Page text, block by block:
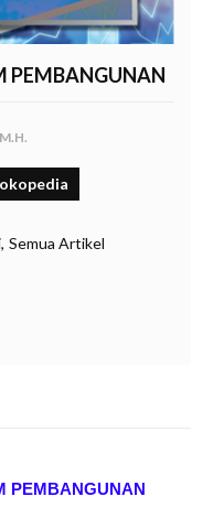
PEMBANGUNAN
Semua Artikel
PEMBANGUNAN